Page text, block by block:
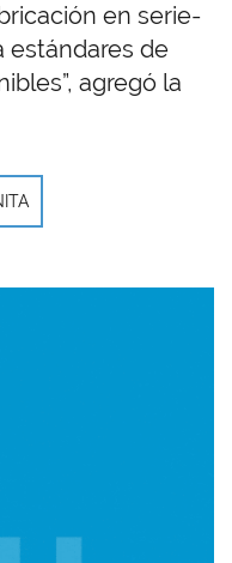
en serie-
estándares de
agregó la